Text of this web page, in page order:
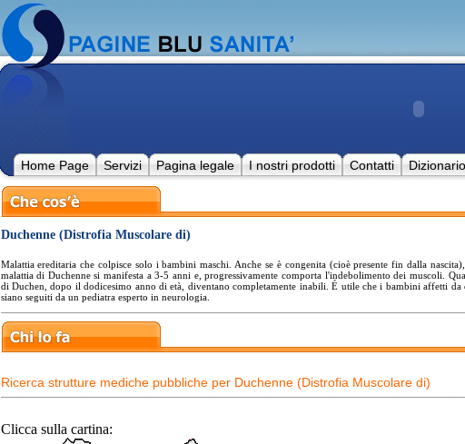
Home Page Servizi Pagina legale I nostri prodotti Contatti
Duchenne (Distrofia Muscolare di)
Malattia ereditaria che colpisce solo i bambini maschi. Anche se è congenita (cioè presente fin dalla
malattia di Duchenne si manifesta a 3-5 anni e, progressivamente comporta l'indebolimento dei muscoli.
di Duchen, dopo il dodicesimo anno di età, diventano completamente inabili. É utile che i bambini affetti da
siano seguiti da un pediatra esperto in neurologia.
Ricerca strutture mediche pubbliche per Duchenne (Distrofia Muscolare di)
Clicca sulla cartina: